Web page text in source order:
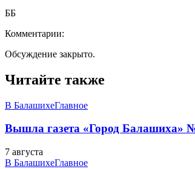
ББ
Комментарии:
Обсуждение закрыто.
Читайте также
В БалашихеГлавное
Вышла газета «Город Балашиха»
7 августа
В БалашихеГлавное